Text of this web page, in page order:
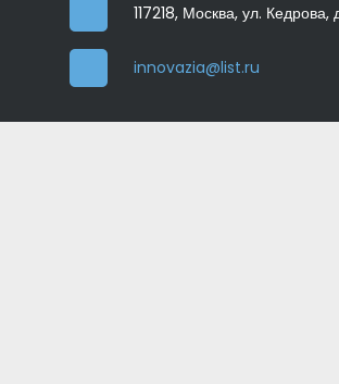
117218, Москва, ул. Кедрова,
innovazia@list.ru